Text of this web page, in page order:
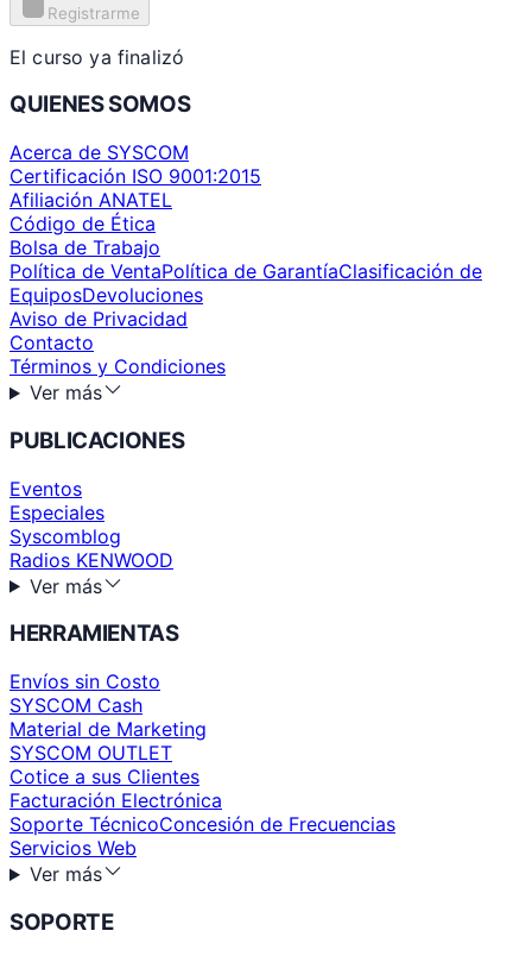
Registrarme
El curso ya finalizó
QUIENES SOMOS
Acerca de SYSCOM
Certificación ISO 9001:2015
Afiliación ANATEL
Código de Ética
Bolsa de Trabajo
Política de VentaPolítica de GarantíaClasificación de
EquiposDevoluciones
Aviso de Privacidad
Contacto
Términos y Condiciones
Ver más
PUBLICACIONES
Eventos
Especiales
Syscomblog
Radios KENWOOD
Ver más
HERRAMIENTAS
Envíos sin Costo
SYSCOM Cash
Material de Marketing
SYSCOM OUTLET
Cotice a sus Clientes
Facturación Electrónica
Soporte TécnicoConcesión de Frecuencias
Servicios Web
Ver más
SOPORTE